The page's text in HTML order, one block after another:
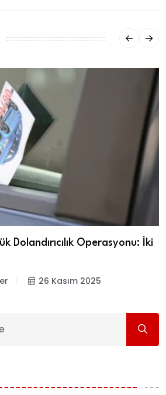
Dolandırıcılık Operasyonu: İki
26 Kasım 2025